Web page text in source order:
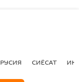
РУСИЯ СИЁСАТ